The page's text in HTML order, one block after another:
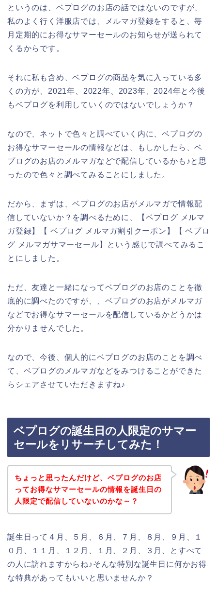
というのは、ベプログのお店の話ではないのですが、
私のよく行く洋服店では、メルマガ登録をすると、毎
月定期的にお得なサマーセールのお知らせが送られて
くるからです。
それに私も含め、ベプログの商品を気に入っている多
くの方が、2021年、2022年、2023年、2024年と今後
もベプログを利用していくのではないでしょうか？
なので、ネットで色々と調べていく内に、ベプログの
お得なサマーセールの情報などは、もしかしたら、ベ
プログのお店のメルマガなどで配信しているかも♪と思
ったので色々と調べてみることにしました。
だから、まずは、ベプログのお店がメルマガで情報配
信していないか？を調べるために、【ベプログ メルマ
ガ登録】【 ベプログ メルマガ割引クーポン】【 ベプロ
グ メルマガサマーセール】という感じで調べてみるこ
とにしました。
ただ、友達と一緒になってベプログのお店のことを徹
底的に調べたのですが、、ベプログのお店がメルマガ
などでお得なサマーセールを配信しているかどうかは
分かりませんでした。
なので、今後、個人的にベプログのお店のことを調べ
て、ベプログのメルマガなどをみつけることができた
らシェアさせていただきますね♪
ベプログの誕生日の人限定のサマー
セールをリサーチしてみた！
ちょっと思ったんだけど、ベプログのお店
ってお得なサマーセールの情報を誕生日の
人限定で配信していないのかな～？
誕生日って４月、５月、６月、７月、８月、９月、１
０月、１１月、１２月、１月、２月、３月、とすべて
の人に訪れますからね♪そんな特別な誕生日に何かお得
な特典があってもいいと思いませんか？